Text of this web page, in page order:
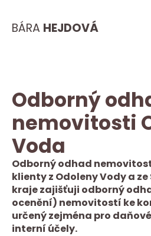
BÁRA HEJDOVÁ
Odborný
nemovitosti
Voda
Odborný odhad
klienty z Odoleny Vody a
kraje zajišťuji odborný
ocenění) nemovitostí ke
určený zejména pro
interní účely.